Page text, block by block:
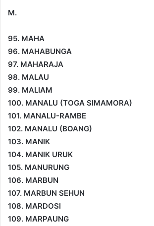
M.
95. MAHA
96. MAHABUNGA
97. MAHARAJA
98. MALAU
99. MALIAM
100. MANALU (TOGA SIMAMORA)
101. MANALU-RAMBE
102. MANALU (BOANG)
103. MANIK
104. MANIK URUK
105. MANURUNG
106. MARBUN
107. MARBUN SEHUN
108. MARDOSI
109. MARPAUNG